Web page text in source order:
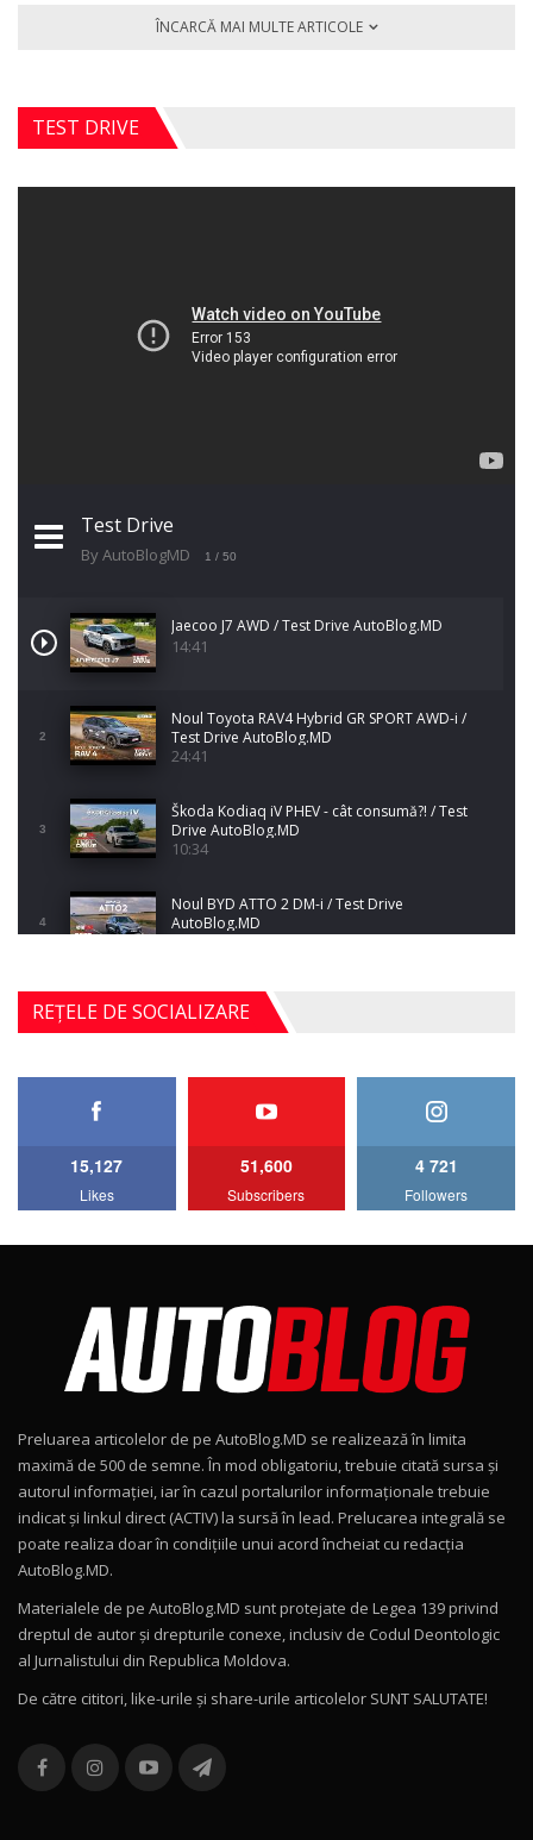
ÎNCARCĂ MAI MULTE ARTICOLE
TEST DRIVE
Test Drive
By AutoBlogMD 1 / 50
Jaecoo J7 AWD / Test Drive AutoBlog.MD
14:41
2
Noul Toyota RAV4 Hybrid GR SPORT AWD-i /
Test Drive AutoBlog.MD
24:41
3
Škoda Kodiaq iV PHEV - cât consumă?! / Test
Drive AutoBlog.MD
10:34
4
Noul BYD ATTO 2 DM-i / Test Drive
AutoBlog.MD
17:35
5
Noul Mercedes-Benz S-Class facelift (S 580
4MATIC V223) / Test Drive AutoBlog.MD
27:33
AutoBlog.MD
15:08
Noul Geely EX2 / Test Drive AutoBlog.MD
15:22
Mercedes-AMG E 53 HYBRID 4MATIC+ / Test
Drive AutoBlog.MD
16:27
11
Noul Volvo ES90 / Test Drive AutoBlog.MD
12
Noul MG HS / Test Drive AutoBlog.MD
16:48
13
combină aventura cu luxul / AutoBlog.MD
36:08
REȚELE DE SOCIALIZARE
15,127
Likes
51,600
Subscribers
4 721
Followers
Preluarea articolelor de pe AutoBlog.MD se realizează în limita
maximă de 500 de semne. În mod obligatoriu, trebuie citată sursa și
autorul informației, iar în cazul portalurilor informaționale trebuie
indicat și linkul direct (ACTIV) la sursă în lead. Prelucarea integrală se
poate realiza doar în condițiile unui acord încheiat cu redacţia
AutoBlog.MD.
Materialele de pe AutoBlog.MD sunt protejate de Legea 139 privind
dreptul de autor și drepturile conexe, inclusiv de Codul Deontologic
al Jurnalistului din Republica Moldova.
De către cititori, like-urile şi share-urile articolelor SUNT SALUTATE!